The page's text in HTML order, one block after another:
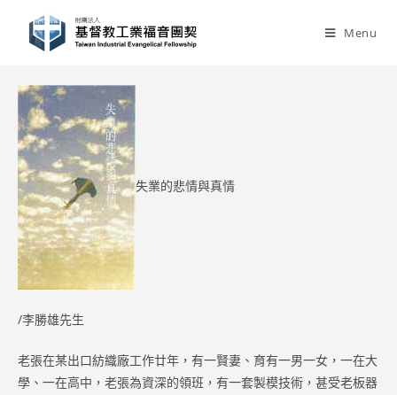
content
Menu
失業的悲情與真情
/李勝雄先生
老張在某出口紡織廠工作廿年，有一賢妻、育有一男一女，一在大
學、一在高中，老張為資深的領班，有一套製模技術，甚受老板器